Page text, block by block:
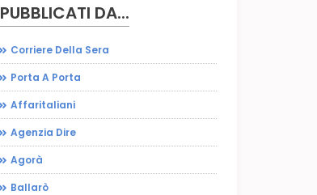
PUBBLICATI DA...
Corriere Della Sera
Porta A Porta
Affaritaliani
Agenzia Dire
Agorà
Ballarò